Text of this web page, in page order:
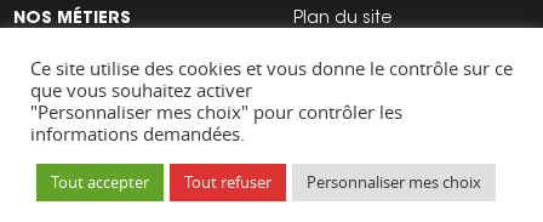
NOS MÉTIERS
NOS ACTUS
NOUS CONTACTER
Plan du site
Mentions légales
Ce site utilise des cookies et vous donne le contrôle sur ce
que vous souhaitez activer
"Personnaliser mes choix" pour contrôler les
informations demandées.
Tout accepter Tout refuser Personnaliser mes choix